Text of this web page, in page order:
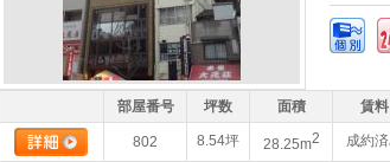
部屋番号 坪数 面積 賃料
802 8.54坪 28.25m2 成約